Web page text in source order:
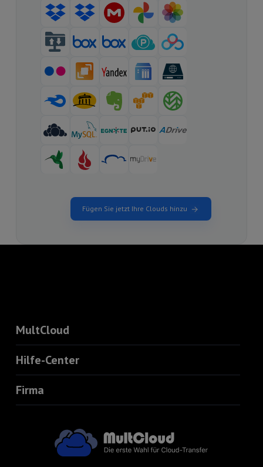
Fügen Sie jetzt Ihre Clouds hinzu
MultCloud
Hilfe-Center
Firma